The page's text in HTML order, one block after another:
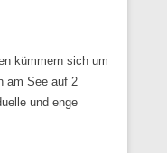
kümmern sich um
am See auf 2
und enge